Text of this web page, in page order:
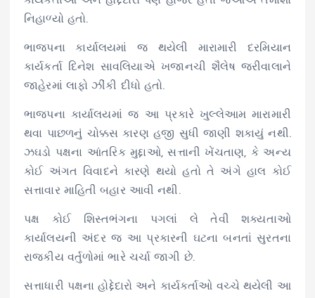
નિહાળ્યો હતો.
ભાજપના કાર્યાલયમાં જ થયેલી મારામારી દરમિયાન
કાર્યકર્તા દિનેશ સાવલિયાએ ખજાનચી શૈલેષ જરીવાલાને
જાહેરમાં લાફો ઝીંકી દીધો હતો.
ભાજપના કાર્યાલયમાં જ આ પ્રકારે ખુલ્લેઆમ મારામારી
થવા પાછળનું ચોક્કસ કારણ હજી સુધી જાણી શકાયું નથી.
ઝઘડો પક્ષના આંતરિક મુદ્દાઓ, સત્તાની ખેંચતાણ, કે અન્ય
કોઈ અંગત વિવાદને કારણે થયો હતો તે અંગે હાલ કોઈ
સત્તાવાર માહિતી બહાર આવી નથી.
પક્ષ કોઈ શિસ્તભંગના પગલાં લે તેવી શક્યતાઓ
કાર્યાલયની અંદર જ આ પ્રકારની ઘટના બનતાં સુરતના
રાજકીય વર્તુળોમાં ભારે ચર્ચા જાગી છે.
સત્તાધારી પક્ષના હોદ્દેદારો અને કાર્યકર્તાઓ વચ્ચે થયેલી આ